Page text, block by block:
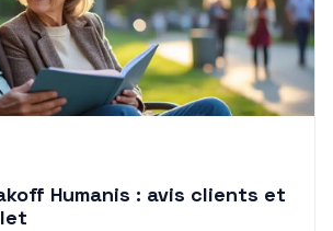
Humanis : avis clients et